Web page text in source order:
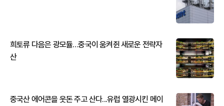
희토류 다음은 광모듈…중국이 움켜쥔 새로운 전략자
산
중국산 에어콘을 웃돈 주고 산다...유럽 열광시킨 메이